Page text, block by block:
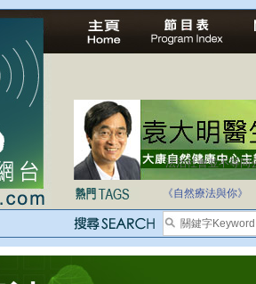
法治社會並不等同
《自然療法與你》